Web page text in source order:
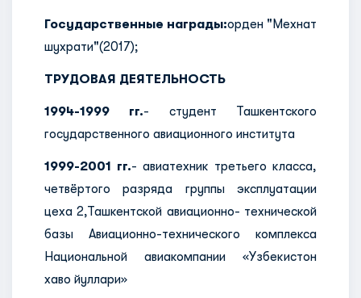
Государственные награды:орден "Мехнат
шухрати"(2017);
ТРУДОВАЯ ДЕЯТЕЛЬНОСТЬ
1994-1999 гг.- студент Ташкентского
государственного авиационного института
1999-2001 гг.- авиатехник третьего класса,
четвёртого разряда группы эксплуатации
цеха 2,Ташкентской авиационно- технической
базы Авиационно-технического комплекса
Национальной авиакомпании «Узбекистон
хаво йуллари»